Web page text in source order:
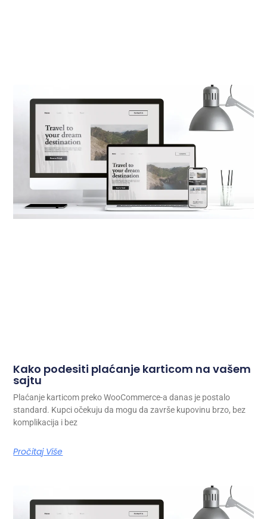
Kako podesiti plaćanje karticom na vašem
sajtu
Plaćanje karticom preko WooCommerce-a danas je postalo
standard. Kupci očekuju da mogu da završe kupovinu brzo, bez
komplikacija i bez
Pročitaj Više